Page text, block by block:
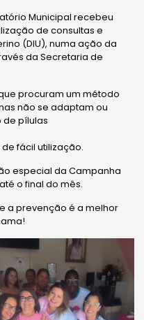
Municipal recebeu
de consultas e
(DIU), numa ação da
da Secretaria de
procuram um método
não se adaptam ou
de pílulas
fácil utilização.
especial da Campanha
o final do mês.
a prevenção é a melhor